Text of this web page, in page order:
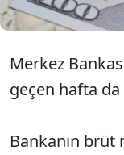
Merkez
geçen hafta
Bankanın brüt